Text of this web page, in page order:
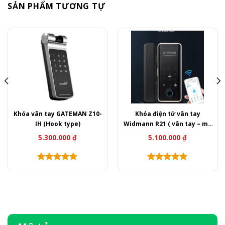
SẢN PHẨM TƯƠNG TỰ
Khóa vân tay GATEMAN Z10-
IH (Hook type)
5.300.000 ₫
Khóa điện tử vân tay
Widmann R21 ( vân tay – mã
số – thẻ từ – wifi )
5.100.000 ₫